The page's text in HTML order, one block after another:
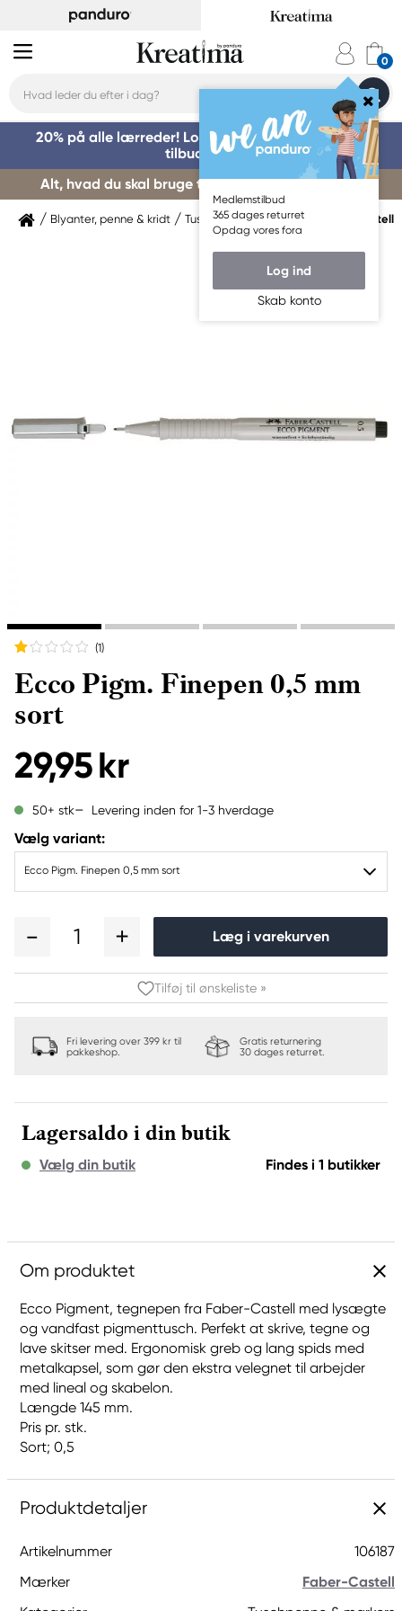
Medlemstilbud
365 dages returret
Opdag vores fora
Log ind
Skab konto
20% på alle lærreder! Log på for at benytte dig af
tilbuddet »
Alt, hvad du skal bruge til kursusstart – køb her »
Blyanter, penne & kridt Tuschpenne & markers Faber-Castell
(1)
Ecco Pigm. Finepen 0,5 mm
sort
29,95 kr
50+ stk Levering inden for 1-3 hverdage
Vælg variant:
Ecco Pigm. Finepen 0,5 mm sort
1 Læg i varekurven
Tilføj til ønskeliste »
Fri levering over 399 kr til
pakkeshop.
Gratis returnering
30 dages returret.
Lagersaldo i din butik
Vælg din butik Findes i 1 butikker
Om produktet
Ecco Pigment, tegnepen fra Faber-Castell med lysægte
og vandfast pigmenttusch. Perfekt at skrive, tegne og
lave skitser med. Ergonomisk greb og lang spids med
metalkapsel, som gør den ekstra velegnet til arbejder
med lineal og skabelon.
Længde 145 mm.
Pris pr. stk.
Sort; 0,5
Produktdetaljer
Artikelnummer
106187
Mærker
Faber-Castell